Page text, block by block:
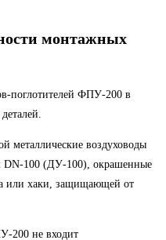
монтажных
поглотителей ФПУ-200 в
металлические воздуховоды
DN-100 (ДУ-100), окрашенные
или хаки, защищающей от
200 не входит